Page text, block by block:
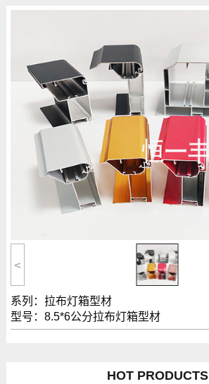
<
系列：拉布灯箱型材
型号：8.5*6公分拉布灯箱型材
HOT PRODUCTS